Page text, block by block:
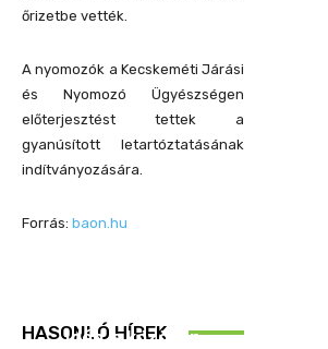
őrizetbe vették.
A nyomozók a Kecskeméti Járási
és Nyomozó Ügyészségen
előterjesztést tettek a
gyanúsított letartóztatásának
indítványozására.
Forrás: baon.hu
HASONLÓ HÍREK
Idén is közösen